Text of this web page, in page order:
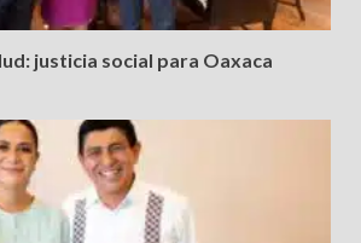
justicia social para Oaxaca